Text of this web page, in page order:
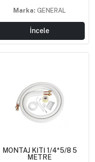
Marka: GENERAL
İncele
MONTAJ KİTİ 1/4*5/8 5
METRE